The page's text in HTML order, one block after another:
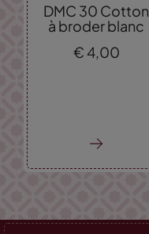
DMC 30 Cotton
à broder blanc
€ 4, 00